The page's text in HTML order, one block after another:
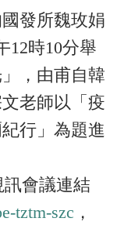
發所魏玫娟
12時10分舉
，由甫自韓
老師以「疫
行」為題進
訊會議連結
tztm-szc ，